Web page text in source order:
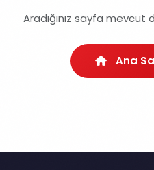
Aradığınız sayfa mevcut
Ana